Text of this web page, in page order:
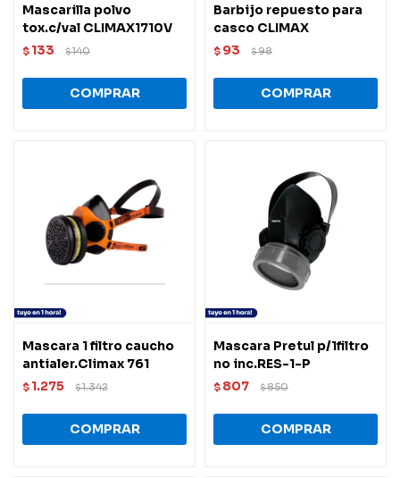
Mascarilla polvo
tox.c/val CLIMAX1710V
$ 133 $140
Barbijo repuesto para
casco CLIMAX
$ 93 $98
Mascara 1 filtro caucho
antialer.Climax 761
$ 1.275 $1.342
Mascara Pretul p/1filtro
no inc.RES-1-P
$ 807 $850